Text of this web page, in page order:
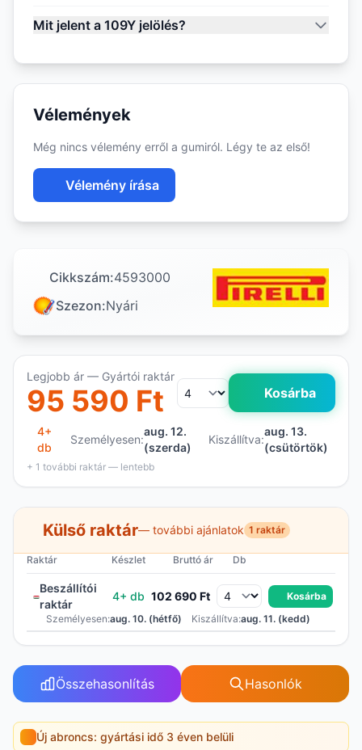
Mit jelent a 109Y jelölés?
Vélemények
Még nincs vélemény erről a gumiról. Légy te az első!
Vélemény írása
Cikkszám:4593000
Szezon:Nyári
Legjobb ár — Gyártói raktár
95 590 Ft Kosárba
4+
db
Személyesen:
aug. 12.
(szerda)
Kiszállítva:
aug. 13.
(csütörtök)
+ 1 további raktár — lentebb
Külső raktár— további ajánlatok 1 raktár
Raktár Készlet Bruttó ár Db
Beszállítói
raktár
4+ db 102 690 Ft
Kosárba
Személyesen:aug. 10. (hétfő) Kiszállítva:aug. 11. (kedd)
Összehasonlítás Hasonlók
Új abroncs: gyártási idő 3 éven belüli